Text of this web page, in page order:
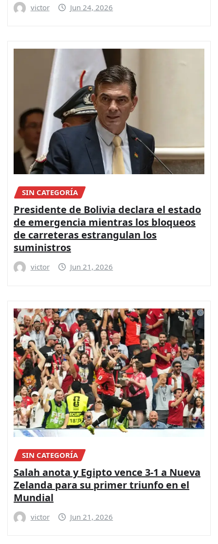
victor Jun 24, 2026
SIN CATEGORÍA
Presidente de Bolivia declara el estado
de emergencia mientras los bloqueos
de carreteras estrangulan los
suministros
victor Jun 21, 2026
SIN CATEGORÍA
Salah anota y Egipto vence 3-1 a Nueva
Zelanda para su primer triunfo en el
Mundial
victor Jun 21, 2026